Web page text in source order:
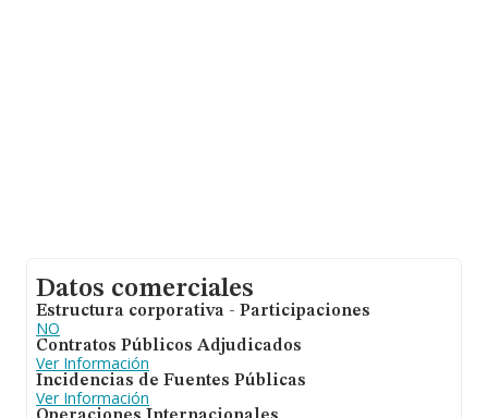
Datos comerciales
Estructura corporativa - Participaciones
NO
Contratos Públicos Adjudicados
Ver Información
Incidencias de Fuentes Públicas
Ver Información